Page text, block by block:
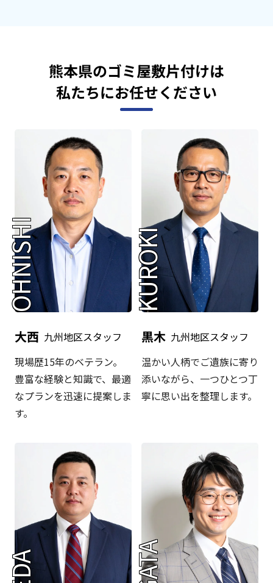
熊本県のゴミ屋敷片付けは
私たちにお任せください
OHNISHI
大西 九州地区スタッフ
現場歴15年のベテラン。
豊富な経験と知識で、最適
なプランを迅速に提案しま
す。
KUROKI
黒木 九州地区スタッフ
温かい人柄でご遺族に寄り
添いながら、一つひとつ丁
寧に思い出を整理します。